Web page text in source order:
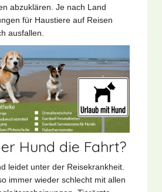
abzuklären. Je nach Land
für Haustiere auf Reisen
ausfallen.
Hund die Fahrt?
leidet unter der Reisekrankheit.
immer wieder schlecht mit allen